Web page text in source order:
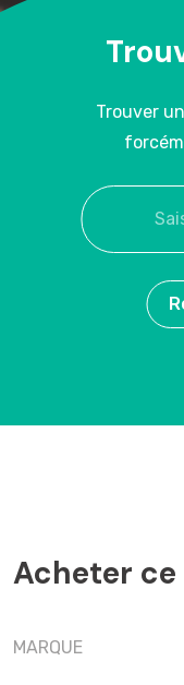
Trouver
Acheter
MARQUE